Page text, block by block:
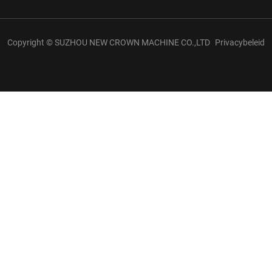
Copyright © SUZHOU NEW CROWN MACHINE CO.,LTD Privacybeleid